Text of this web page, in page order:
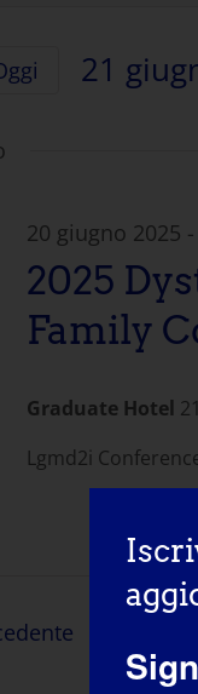
21
20 giugno 2025 -
2025
Family
Graduate Hotel
Lgmd2i